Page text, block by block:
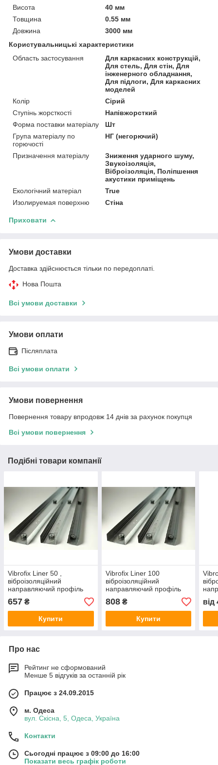
Висота
40 мм
Товщина
0.55 мм
Довжина
3000 мм
Користувальницькі характеристики
Область застосування
Для каркасних конструкцій,
Для стель, Для стін, Для
інженерного обладнання,
Для підлоги, Для каркасних
моделей
Колір
Сірий
Ступінь жорсткості
Напівжорсткий
Форма поставки матеріалу
Шт
Група матеріалу по
горючості
НГ (негорючий)
Призначення матеріалу
Зниження ударного шуму,
Звукоізоляція,
Віброізоляція, Поліпшення
акустики приміщень
Екологічний матеріал
True
Изолируемая поверхню
Стіна
Приховати
Умови доставки
Доставка здійснюється тільки по передоплаті.
Нова Пошта
Всі умови доставки
Умови оплати
Післяплата
Всі умови оплати
Умови повернення
Повернення товару впродовж 14 днів за рахунок покупця
Всі умови повернення
Подібні товари компанії
Vibrofix Liner 50 ,
віброізоляційний
направляючий профіль
(ширина 50 мм, довжина 3
м)
657 ₴
Купити
Vibrofix Liner 100
віброізоляційний
направляючий профіль
(шир.100 мм, довж.3 м)
808₴
Купити
м)
від
Про нас
Рейтинг не сформований
Менше 5 відгуків за останній рік
Працює з 24.09.2015
м. Одеса
вул. Скісна, 5, Одеса, Україна
Контакти
Сьогодні працює з 09:00 до 16:00
Показати весь графік роботи